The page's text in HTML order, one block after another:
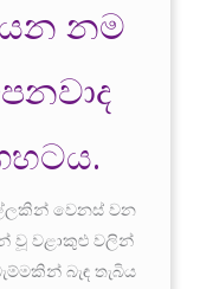
යන නම
වෙනස් වන
වූ වළාකුළු වලින්
බැඳ තැබිය